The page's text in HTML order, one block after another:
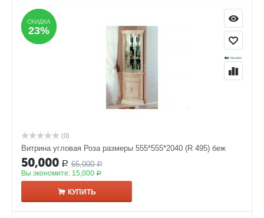
СКИДКА
23%
СКИДКА
23%
(0)
Витрина угловая Роза размеры 555*555*2040 (R 495) беж
50,000 Р 65,000 Р
Вы экономите: 15,000 Р
КУПИТЬ